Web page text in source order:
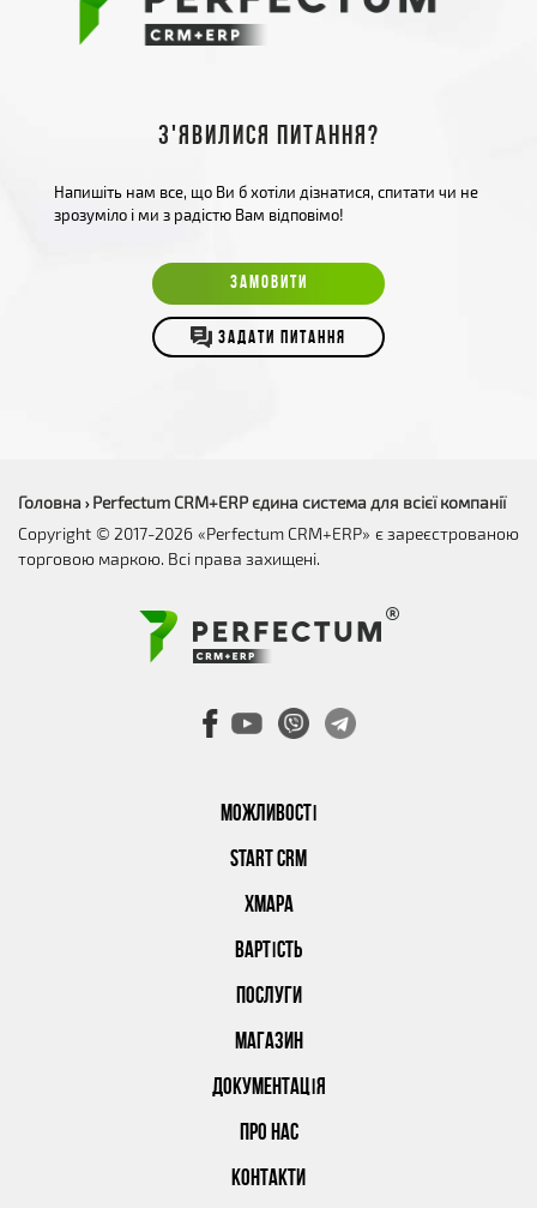
З'явилися питання?
Напишіть нам все, що Ви б хотіли дізнатися, спитати чи не
зрозуміло і ми з радістю Вам відповімо!
ЗАМОВИТИ
ЗАДАТИ ПИТАННЯ
МОЖЛИВОСТІ
START CRM
ХМАРА
ВАРТІСТЬ
ПОСЛУГИ
МАГАЗИН
ДОКУМЕНТАЦІЯ
ПРО НАС
КОНТАКТИ
Головна › Perfectum CRM+ERP єдина система для всієї компанії
Copyright © 2017-2026 «Perfectum CRM+ERP» є зареєстрованою
торговою маркою. Всі права захищені.